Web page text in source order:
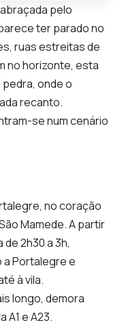
pelo
ter parado no
ruas estreitas de
no horizonte, esta
onde o
recanto.
se num cenário
no coração
Mamede. A partir
2h30 a 3h,
a Portalegre e
à vila.
longo, demora
A1 e A23.